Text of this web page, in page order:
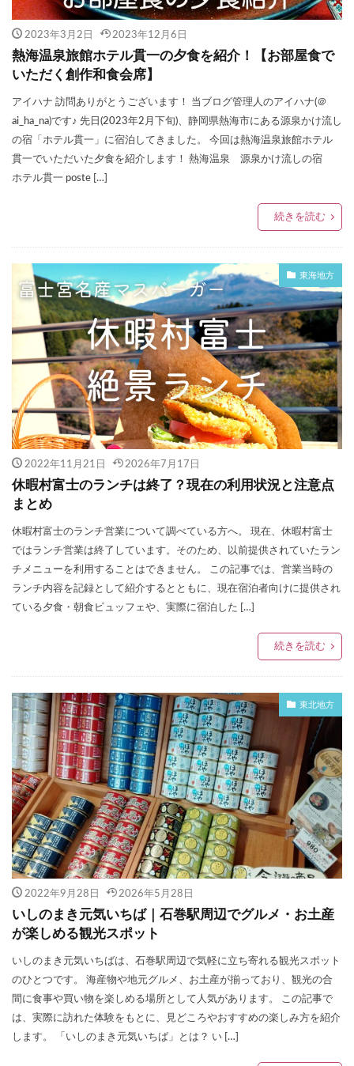
2023年3月2日 2023年12月6日
熱海温泉旅館ホテル貫一の夕食を紹介！【お部屋食で
いただく創作和食会席】
アイハナ 訪問ありがとうございます！ 当ブログ管理人のアイハナ(＠
ai_ha_na)です♪ 先日(2023年2月下旬)、静岡県熱海市にある源泉かけ流し
の宿「ホテル貫一」に宿泊してきました。 今回は熱海温泉旅館ホテル
貫一でいただいた夕食を紹介します！ 熱海温泉 源泉かけ流しの宿
ホテル貫一 poste […]
続きを読む
東海地方
2022年11月21日 2026年7月17日
休暇村富士のランチは終了？現在の利用状況と注意点
まとめ
休暇村富士のランチ営業について調べている方へ。 現在、休暇村富士
ではランチ営業は終了しています。そのため、以前提供されていたラン
チメニューを利用することはできません。 この記事では、営業当時の
ランチ内容を記録として紹介するとともに、現在宿泊者向けに提供され
ている夕食・朝食ビュッフェや、実際に宿泊した […]
続きを読む
東北地方
2022年9月28日 2026年5月28日
いしのまき元気いちば｜石巻駅周辺でグルメ・お土産
が楽しめる観光スポット
いしのまき元気いちばは、石巻駅周辺で気軽に立ち寄れる観光スポット
のひとつです。 海産物や地元グルメ、お土産が揃っており、観光の合
間に食事や買い物を楽しめる場所として人気があります。 この記事で
は、実際に訪れた体験をもとに、見どころやおすすめの楽しみ方を紹介
します。 「いしのまき元気いちば」とは？ い […]